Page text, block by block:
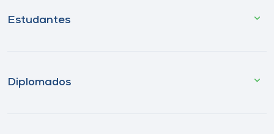
Estudantes
Diplomados